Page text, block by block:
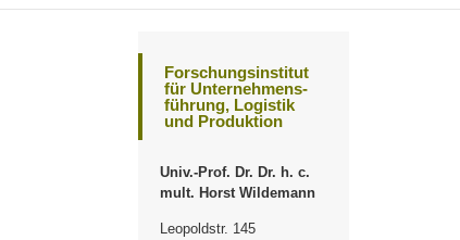
Forschungsinstitut
für Unternehmens-
führung, Logistik
und Produktion
Univ.-Prof. Dr. Dr. h. c.
mult. Horst Wildemann
Leopoldstr. 145